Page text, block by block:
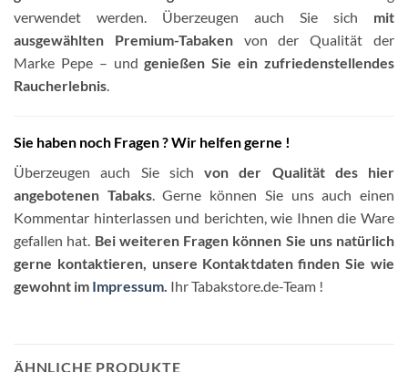
verwendet werden. Überzeugen auch Sie sich mit
ausgewählten Premium-Tabaken von der Qualität der
Marke Pepe – undgenießen Sie ein zufriedenstellendes
Raucherlebnis.
Sie haben noch Fragen ? Wir helfen gerne !
Überzeugen auch Sie sich von der Qualität des hier
angebotenen Tabaks. Gerne können Sie uns auch einen
Kommentar hinterlassen und berichten, wie Ihnen die Ware
gefallen hat. Bei weiteren Fragen können Sie uns natürlich
gerne kontaktieren, unsere Kontaktdaten finden Sie wie
gewohnt im Impressum. Ihr Tabakstore.de-Team !
ÄHNLICHE PRODUKTE